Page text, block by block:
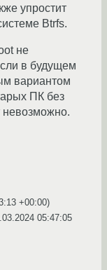
упростит
Btrfs.
не
в будущем
вариантом
ПК без
невозможно.
+00:00)
05:47:05